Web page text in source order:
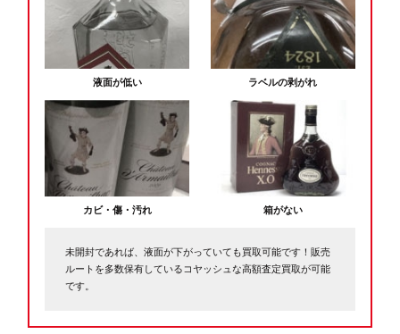
液面が低い ラベルの剥がれ
カビ・傷・汚れ 箱がない
未開封であれば、液面が下がっていても買取可能です！販売
ルートを多数保有しているコヤッシュな高額査定買取が可能
です。